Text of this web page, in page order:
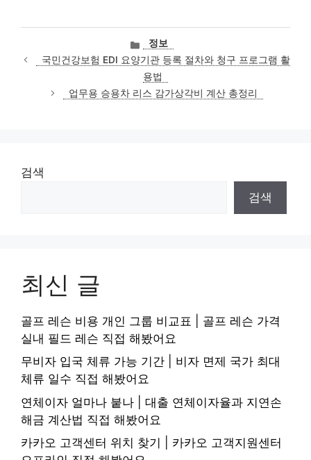
카
테
고
리
정보
국민건강보험 EDI 요양기관 등록 절차와 청구 프로그램 활
용법
업무용 승용차 리스 감가상각비 계산 총정리
검색
검색
최신 글
골프 레슨 비용 개인 그룹 비교표 | 골프 레슨 가격
실내 필드 레슨 직접 해봤어요
무비자 입국 체류 가능 기간 | 비자 면제 국가 최대
체류 일수 직접 해봤어요
연체이자 얼마나 붙나 | 대출 연체이자율과 지연손
해금 계산법 직접 해봤어요
카카오 고객센터 위치 찾기 | 카카오 고객지원센터